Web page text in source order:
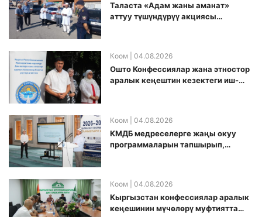
Таласта «Адам жаны аманат»
аттуу түшүндүрүү акциясы
Коом | 04.08.2026
Ошто Конфессиялар жана этностор
аралык кеңештин кезектеги иш-
Коом | 04.08.2026
КМДБ медреселерге жаңы окуу
программаларын тапшырып,
Коом | 04.08.2026
Кыргызстан конфессиялар аралык
кеӊешинин мүчөлөрү муфтиятта